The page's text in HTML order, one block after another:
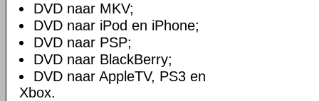
DVD naar MKV;
DVD naar iPod en iPhone;
DVD naar PSP;
DVD naar BlackBerry;
DVD naar AppleTV, PS3 en
Xbox.